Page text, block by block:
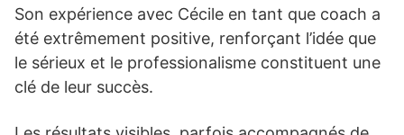
Son expérience avec Cécile en tant que coach a
été extrêmement positive, renforçant l’idée que
le sérieux et le professionalisme constituent une
clé de leur succès.